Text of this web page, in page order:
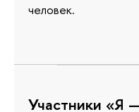
человек.
Участники «Я